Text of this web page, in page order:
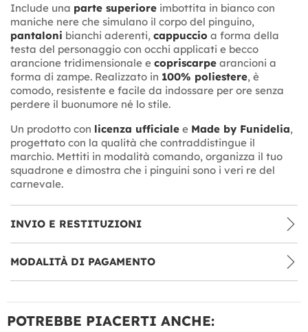
Include una parte superiore imbottita in bianco con
maniche nere che simulano il corpo del pinguino,
pantaloni bianchi aderenti, cappuccio a forma della
testa del personaggio con occhi applicati e becco
arancione tridimensionale e copriscarpe arancioni a
forma di zampe. Realizzato in 100% poliestere, è
comodo, resistente e facile da indossare per ore senza
perdere il buonumore né lo stile.
Un prodotto con licenza ufficiale e Made by Funidelia,
progettato con la qualità che contraddistingue il
marchio. Mettiti in modalità comando, organizza il tuo
squadrone e dimostra che i pinguini sono i veri re del
carnevale.
INVIO E RESTITUZIONI
MODALITÀ DI PAGAMENTO
POTREBBE PIACERTI ANCHE: